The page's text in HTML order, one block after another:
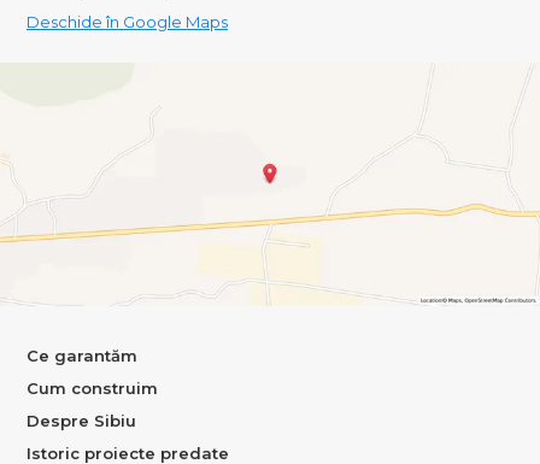
Deschide în Google Maps
Ce garantăm
Cum construim
Despre Sibiu
Istoric proiecte predate